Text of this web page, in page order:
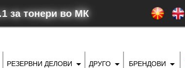
за тонери во МК
РЕЗЕРВНИ ДЕЛОВИ ДРУГО БРЕНДОВИ